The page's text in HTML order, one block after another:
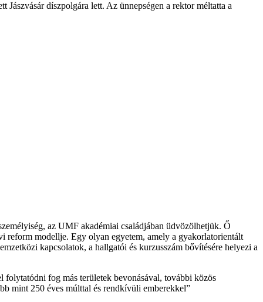
díszpolgára lett. Az ünnepségen a rektor méltatta a
az UMF akadémiai családjában üdvözölhetjük. Ő
reform modellje. Egy olyan egyetem, amely a gyakorlatorientált
kapcsolatok, a hallgatói és kurzusszám bővítésére helyezi a
fog más területek bevonásával, további közös
mint 250 éves múlttal és rendkívüli emberekkel”